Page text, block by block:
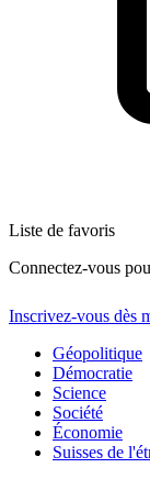
Liste de favoris
Connectez-vous
Inscrivez-vous dès
Géopolitique
Démocratie
Science
Société
Économie
Suisses de